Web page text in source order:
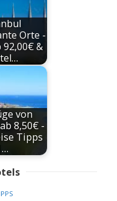
Orte -
92,00€ &
von
8,50€ -
Tipps